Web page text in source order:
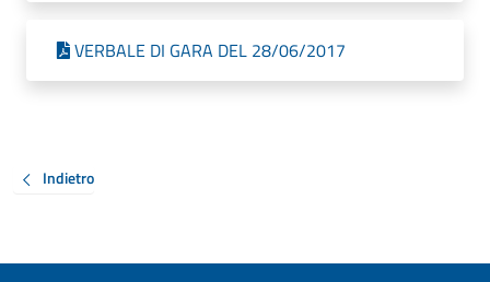
VERBALE DI GARA DEL 28/06/2017
Indietro